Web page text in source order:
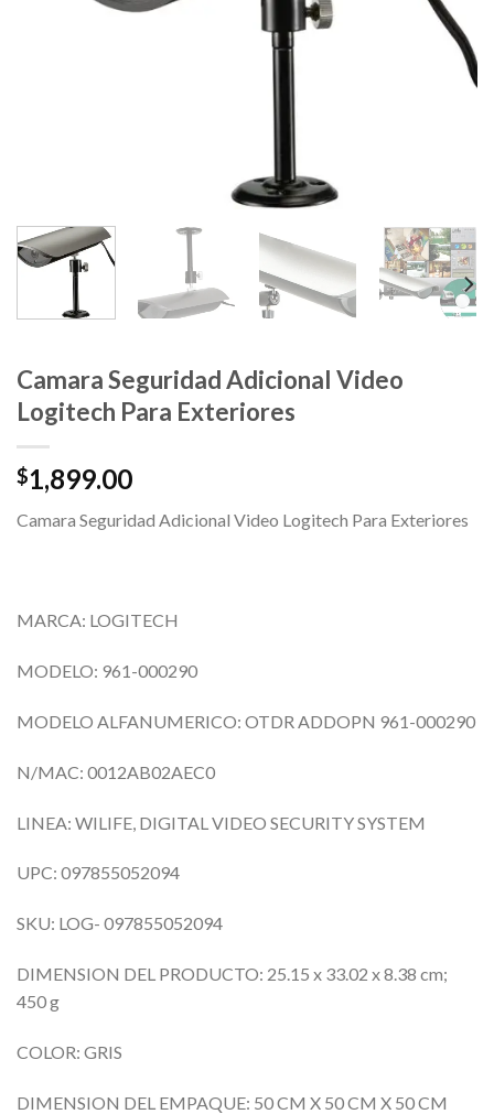
Camara Seguridad Adicional Video
Logitech Para Exteriores
$1,899.00
Camara Seguridad Adicional Video Logitech Para Exteriores
MARCA: LOGITECH
MODELO: 961-000290
MODELO ALFANUMERICO: OTDR ADDOPN 961-000290
N/MAC: 0012AB02AEC0
LINEA: WILIFE, DIGITAL VIDEO SECURITY SYSTEM
UPC: 097855052094
SKU: LOG- 097855052094
DIMENSION DEL PRODUCTO: 25.15 x 33.02 x 8.38 cm;
450 g
COLOR: GRIS
DIMENSION DEL EMPAQUE: 50 CM X 50 CM X 50 CM